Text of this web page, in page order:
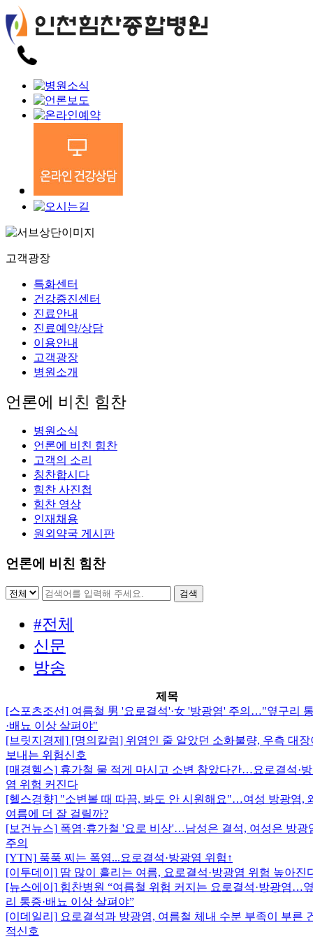
고객광장
특화센터
건강증진센터
진료안내
진료예약/상담
이용안내
고객광장
병원소개
언론에 비친 힘찬
병원소식
언론에 비친 힘찬
고객의 소리
칭찬합시다
힘찬 사진첩
힘찬 영상
인재채용
원외약국 게시판
언론에 비친 힘찬
#전체
신문
방송
제목
[스포츠조선] 여름철 男 '요로결석'·女 '방광염' 주의…"옆구리
·배뇨 이상 살펴야"
[브릿지경제] [명의칼럼] 위염인 줄 알았던 소화불량, 우측 대장
보내는 위험신호
[매경헬스] 휴가철 물 적게 마시고 소변 참았다간…요로결석·
염 위험 커진다
[헬스경향] "소변볼 때 따끔, 봐도 안 시원해요"…여성 방광염,
여름에 더 잘 걸릴까?
[보건뉴스] 폭염·휴가철 '요로 비상'…남성은 결석, 여성은 방광
주의
[YTN] 푹푹 찌는 폭염...요로결석·방광염 위험↑
[이투데이] 땀 많이 흘리는 여름, 요로결석·방광염 위험 높아진
[뉴스에이] 힘찬병원 “여름철 위험 커지는 요로결석·방광염…
리 통증·배뇨 이상 살펴야”
[이데일리] 요로결석과 방광염, 여름철 체내 수분 부족이 부른
적신호